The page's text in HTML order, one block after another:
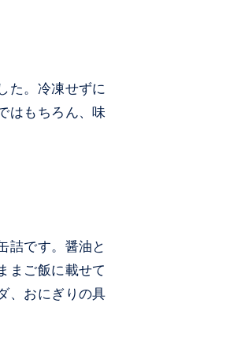
た。冷凍せずに
はもちろん、味
詰です。醤油と
まご飯に載せて
、おにぎりの具